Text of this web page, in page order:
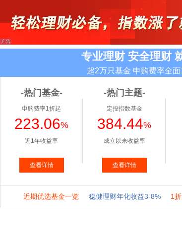
专业理财 安全理财
超2万只基金 申购费率全面
-热门基金-
申购费率1折起
223.06%
近1年收益率
查看详情
-热门主题-
定投指数基金
384.44%
成立以来收益率
查看详情
近期优选基金一览 稳健理财年化收益3-8% 1